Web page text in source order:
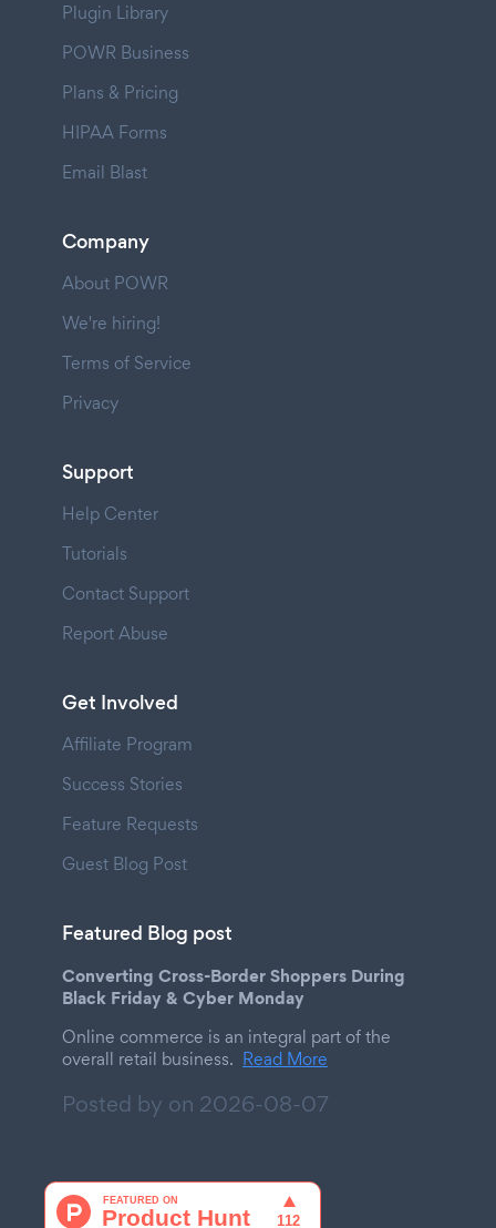
Plugin Library
POWR Business
Plans & Pricing
HIPAA Forms
Email Blast
Company
About POWR
We're hiring!
Terms of Service
Privacy
Support
Help Center
Tutorials
Contact Support
Report Abuse
Get Involved
Affiliate Program
Success Stories
Feature Requests
Guest Blog Post
Featured Blog post
Converting Cross-Border Shoppers During
Black Friday & Cyber Monday
Online commerce is an integral part of the
overall retail business. Read More
Posted by on 2026-08-07